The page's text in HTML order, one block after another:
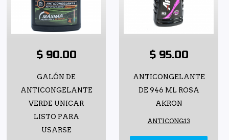
$ 90.00
GALÓN DE
ANTICONGELANTE
VERDE UNICAR
LISTO PARA
USARSE
$ 95.00
ANTICONGELANTE
DE 946 ML ROSA
AKRON
ANTICONG13